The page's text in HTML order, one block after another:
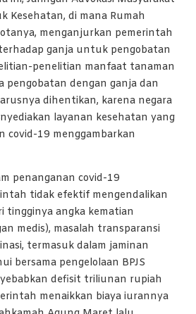
Kesehatan, di mana Rumah
menganjurkan pemerintah
ganja untuk pengobatan
penelitian manfaat tanaman
pengobatan dengan ganja dan
dihentikan, karena negara
layanan kesehatan yang
covid-19 menggambarkan
penanganan covid-19
tidak efektif mengendalikan
tingginya angka kematian
medis), masalah transparansi
termasuk dalam jaminan
bersama pengelolaan BPJS
defisit triliunan rupiah
menaikkan biaya iurannya